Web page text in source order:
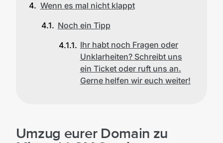
Wenn es mal nicht klappt
Noch ein Tipp
Ihr habt noch Fragen oder
Unklarheiten? Schreibt uns
ein Ticket oder ruft uns an.
Gerne helfen wir euch weiter!
Umzug eurer Domain zu